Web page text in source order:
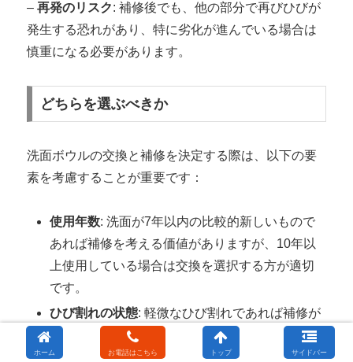
– 再発のリスク: 補修後でも、他の部分で再びひびが
発生する恐れがあり、特に劣化が進んでいる場合は
慎重になる必要があります。
どちらを選ぶべきか
洗面ボウルの交換と補修を決定する際は、以下の要
素を考慮することが重要です：
使用年数: 洗面が7年以内の比較的新しいもので
あれば補修を考える価値がありますが、10年以
上使用している場合は交換を選択する方が適切
です。
ひび割れの状態: 軽微なひび割れであれば補修が
可能ですが、複数の箇所に損傷があるならば、
交換を検討した方が良いでしょう。
ホーム お電話はこちら トップ サイドバー